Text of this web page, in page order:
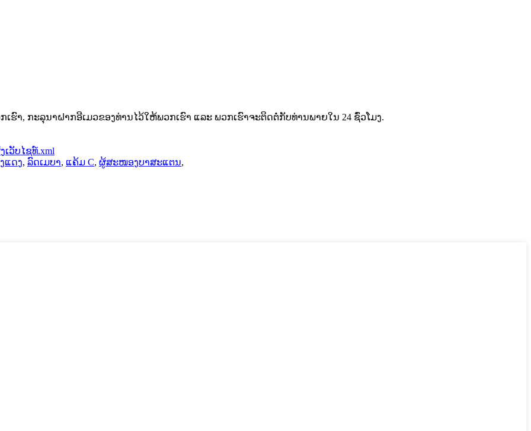
າ, ກະລຸນາຝາກອີເມວຂອງທ່ານໄວ້ໃຫ້ພວກເຮົາ ແລະ ພວກເຮົາຈະຕິດຕໍ່ກັບທ່ານພາຍໃນ 24 ຊົ່ວໂມງ.
ວັບໄຊທ໌.xml
ແດງ, ລົດເມບາ, ແຄ້ມ C, ຜູ້ສະໜອງບາສະແຕນ,